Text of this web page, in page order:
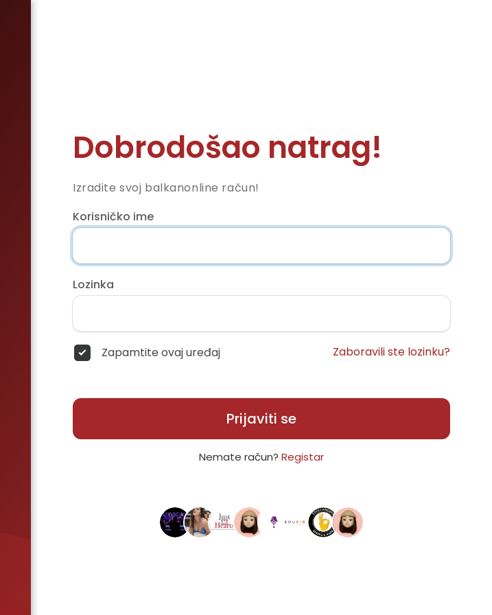
Dobrodošao natrag!
Izradite svoj balkanonline račun!
Korisničko ime
Lozinka
Zapamtite ovaj uređaj Zaboravili ste lozinku?
Prijaviti se
Nemate račun? Registar